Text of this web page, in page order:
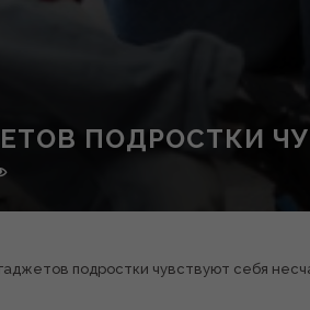
ПОДРОСТКИ
подростки чувствуют себя